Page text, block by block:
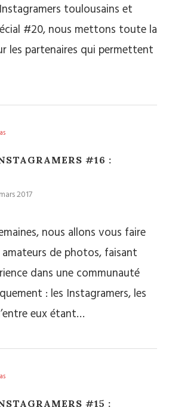
toulousains et
#20, nous mettons toute la
les partenaires qui permettent
#16 :
2017
nous allons vous faire
de photos, faisant
dans une communauté
: les Instagramers, les
eux étant…
#15 :